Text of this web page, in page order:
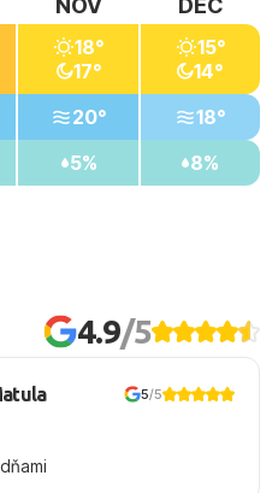
NOV
18°
17°
20°
5%
DEC
15°
14°
18°
8%
4.9/5
5/5